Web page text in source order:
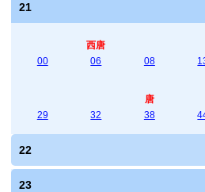
21
00
西唐
06
08
29 32
唐
38
22
23